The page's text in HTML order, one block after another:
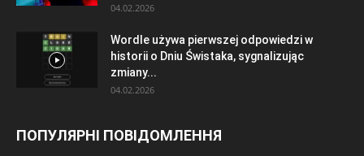
04.02.2026
Wordle używa pierwszej odpowiedzi w
historii o Dniu Świstaka, sygnalizując
zmiany...
04.02.2026
ПОПУЛЯРНІ ПОВІДОМЛЕННЯ